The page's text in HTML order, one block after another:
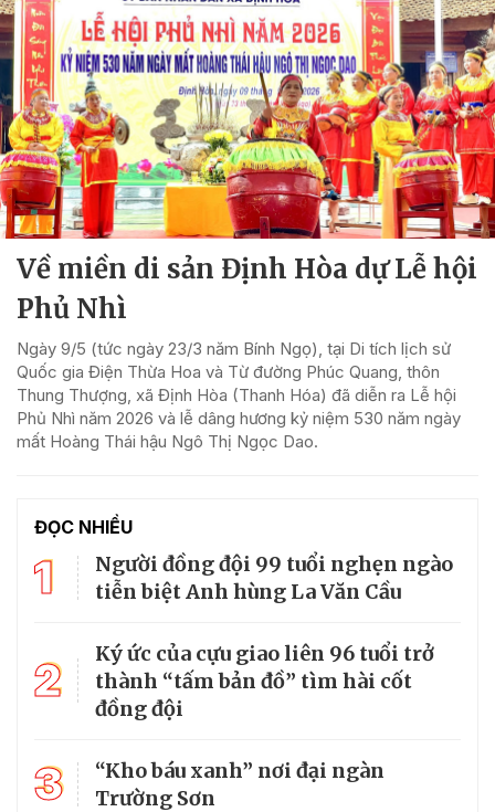
Về miền di sản Định Hòa dự Lễ hội
Phủ Nhì
Ngày 9/5 (tức ngày 23/3 năm Bính Ngọ), tại Di tích lịch sử
Quốc gia Điện Thừa Hoa và Từ đường Phúc Quang, thôn
Thung Thượng, xã Định Hòa (Thanh Hóa) đã diễn ra Lễ hội
Phủ Nhì năm 2026 và lễ dâng hương kỷ niệm 530 năm ngày
mất Hoàng Thái hậu Ngô Thị Ngọc Dao.
ĐỌC NHIỀU
1
Người đồng đội 99 tuổi nghẹn ngào
tiễn biệt Anh hùng La Văn Cầu
2
Ký ức của cựu giao liên 96 tuổi trở
thành “tấm bản đồ” tìm hài cốt
đồng đội
3
“Kho báu xanh” nơi đại ngàn
Trường Sơn